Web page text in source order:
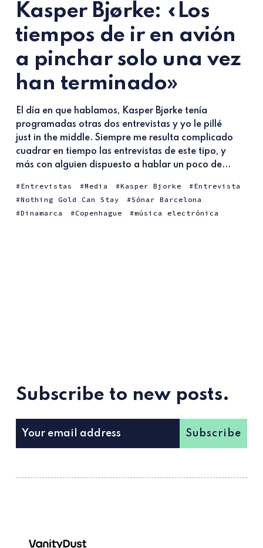
Kasper Bjørke: «Los
tiempos de ir en avión
a pinchar solo una vez
han terminado»
El día en que hablamos, Kasper Bjørke tenía
programadas otras dos entrevistas y yo le pillé
just in the middle. Siempre me resulta complicado
cuadrar en tiempo las entrevistas de este tipo, y
más con alguien dispuesto a hablar un poco de...
Entrevistas Media Kasper Bjorke
Entrevista
Nothing Gold Can Stay
Sónar Barcelona
Dinamarca
Copenhague música electrónica
Subscribe to new posts.
Subscribe